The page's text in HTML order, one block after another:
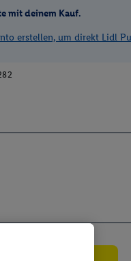
mit deinem Kauf.
erstellen, um direkt Lidl